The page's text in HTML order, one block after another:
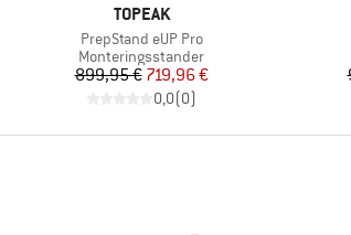
MÆRKE
TOPEAK
Artikel
PrepStand eUP Pro
Produktgruppe
Monteringsstander
Pris
899,95 €Nedsat pris
719,96 €
0,0(0)